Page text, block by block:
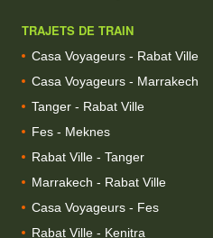
TRAJETS DE TRAIN
Casa Voyageurs - Rabat Ville
Casa Voyageurs - Marrakech
Tanger - Rabat Ville
Fes - Meknes
Rabat Ville - Tanger
Marrakech - Rabat Ville
Casa Voyageurs - Fes
Rabat Ville - Kenitra